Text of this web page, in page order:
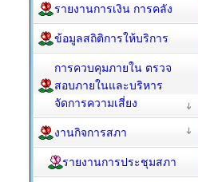
รายงานการเงิน การคลัง
ข้อมูลสถิติการให้บริการ
การควบคุมภายใน ตรวจ
สอบภายในและบริหาร
จัดการความเสี่ยง
งานกิจการสภา
รายงานการประชุมสภา